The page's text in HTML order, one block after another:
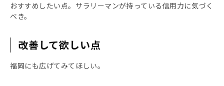
おすすめしたい点。サラリーマンが持っている信用力に気づく
べき。
改善して欲しい点
福岡にも広げてみてほしい。